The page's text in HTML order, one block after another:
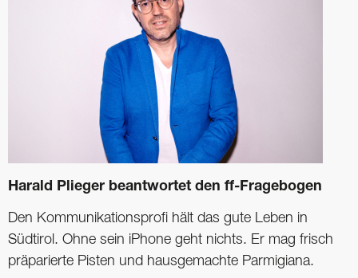
Harald Plieger beantwortet den ff-Fragebogen
Den Kommunikationsprofi hält das gute Leben in
Südtirol. Ohne sein iPhone geht nichts. Er mag frisch
präparierte Pisten und hausgemachte Parmigiana.